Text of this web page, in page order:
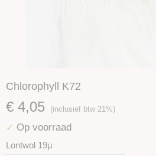
Chlorophyll K72
€ 4,05 (inclusief btw 21%)
✓ Op voorraad
Lontwol 19µ